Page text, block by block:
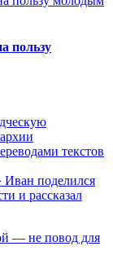
пользу
текстов
Иван поделился
и рассказал